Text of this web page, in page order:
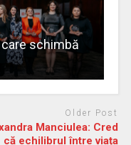
care schimbă
Older Post
Manciulea: Cred
că echilibrul între viața